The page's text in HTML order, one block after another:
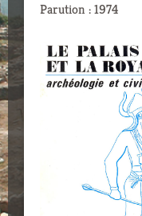
Parution : 1974